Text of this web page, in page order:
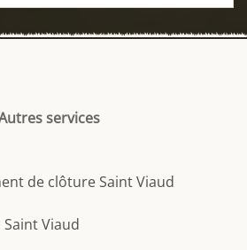
services
de clôture Saint Viaud
Viaud